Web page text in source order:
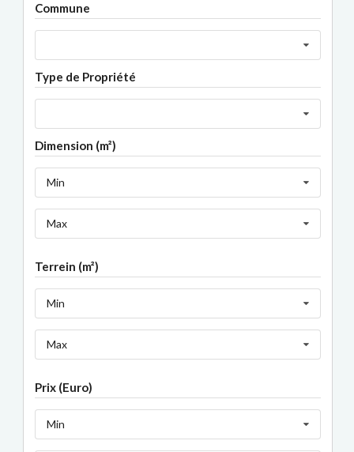
Commune
Type de Propriété
Dimension (m²)
Min
Max
Terrein (m²)
Min
Max
Prix (Euro)
Min